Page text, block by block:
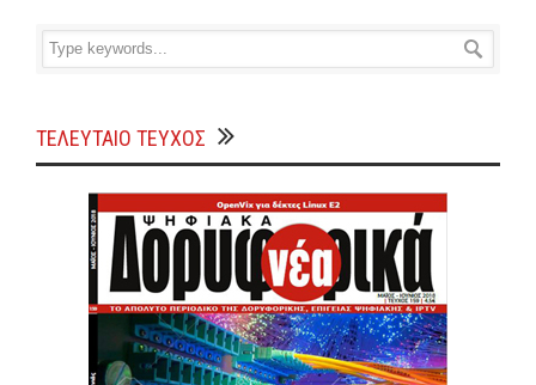
ΤΕΛΕΥΤΑΙΟ ΤΕΥΧΟΣ